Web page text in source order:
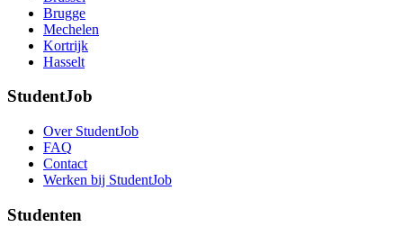
Brugge
Mechelen
Kortrijk
Hasselt
StudentJob
Over StudentJob
FAQ
Contact
Werken bij StudentJob
Studenten